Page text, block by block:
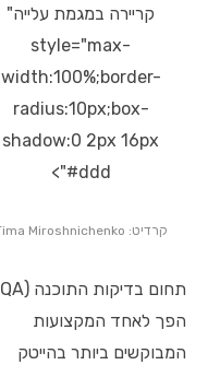
קריירה במגמת עלייה"
style="max-
width:100%;border-
radius:10px;box-
shadow:0 2px 16px
#ddd">
קרדיט: Tima Miroshnichenko
הפך לאחד המקצועות
המבוקשים ביותר בהייטק